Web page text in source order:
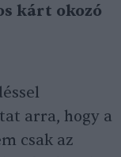
kárt okozó
arra, hogy a
csak az